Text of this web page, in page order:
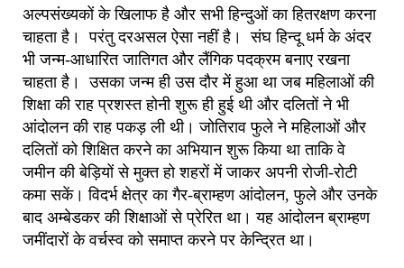
अल्पसंख्यकों के खिलाफ है और सभी हिन्दुओं का हितरक्षण करना
चाहता है। परंतु दरअसल ऐसा नहीं है। संघ हिन्दू धर्म के अंदर
भी जन्म-आधारित जातिगत और लैंगिक पदक्रम बनाए रखना
चाहता है। उसका जन्म ही उस दौर में हुआ था जब महिलाओं की
शिक्षा की राह प्रशस्त होनी शुरू ही हुई थी और दलितों ने भी
आंदोलन की राह पकड़ ली थी। जोतिराव फुले ने महिलाओं और
दलितों को शिक्षित करने का अभियान शुरू किया था ताकि वे
जमीन की बेड़ियों से मुक्त हो शहरों में जाकर अपनी रोजी-रोटी
कमा सकें। विदर्भ क्षेत्र का गैर-ब्राम्हण आंदोलन, फुले और उनके
बाद अम्बेडकर की शिक्षाओं से प्रेरित था। यह आंदोलन ब्राम्हण
जमींदारों के वर्चस्व को समाप्त करने पर केन्द्रित था।